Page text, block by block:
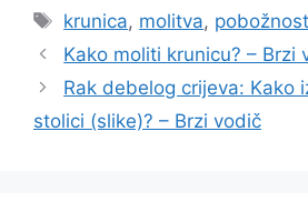
Oznake
krunica, molitva, pobožnost
Kako moliti krunicu? – Brzi
Rak debelog crijeva: Kako
stolici (slike)? – Brzi vodič